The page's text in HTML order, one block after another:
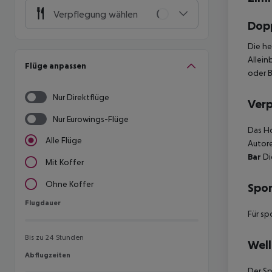
Verpflegung wählen
Flüge anpassen
Nur Direktflüge
Nur Eurowings-Flüge
Alle Flüge
Mit Koffer
Ohne Koffer
Flugdauer
Flugdauer
Bis zu 24 Stunden
Abflugzeiten
Abflugzeiten
Die
oder
Das
Bar
Für